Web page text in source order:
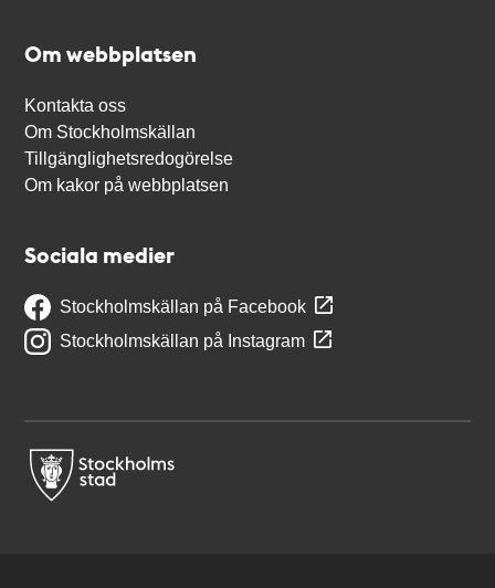
Om webbplatsen
Kontakta oss
Om Stockholmskällan
Tillgänglighetsredogörelse
Om kakor på webbplatsen
Sociala medier
Stockholmskällan på Facebook
Stockholmskällan på Instagram